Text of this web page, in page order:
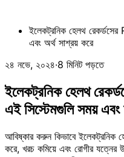
ইলেকট্রনিক হেলথ
এবং অর্থ সাশ্রয় করে
২৪ নভে, ২০২৪·8 মিনিট পড়তে
ইলেকট্রনিক হেলথ
এই সিস্টেমগুলি সময় এবং
আবিষ্কার করুন কিভাবে ইলেকট্রনিক
করে, খরচ কমিয়ে এবং রোগীর যত্নের